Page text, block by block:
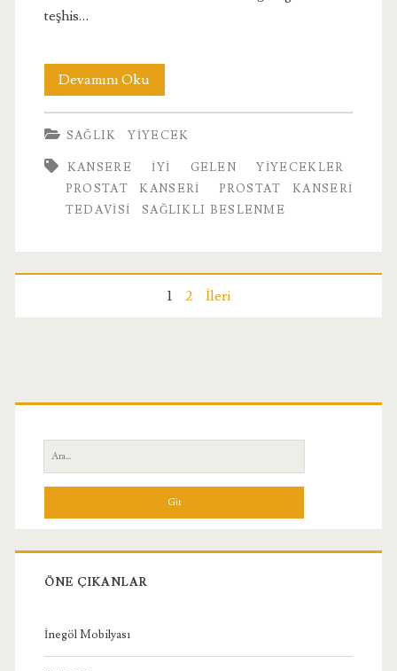
teşhis…
Devamını Oku
Kanserine
Çözüm
Önerileri
SAĞLIK YIYECEK
KANSERE IYI GELEN YIYECEKLER
PROSTAT KANSERI
PROSTAT KANSERI
TEDAVISI
SAĞLIKLI BESLENME
1 2 İleri
Birincil
Yan
Menü
Ara:
ÖNE ÇIKANLAR
İnegöl Mobilyası